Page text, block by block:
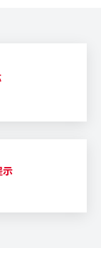
示